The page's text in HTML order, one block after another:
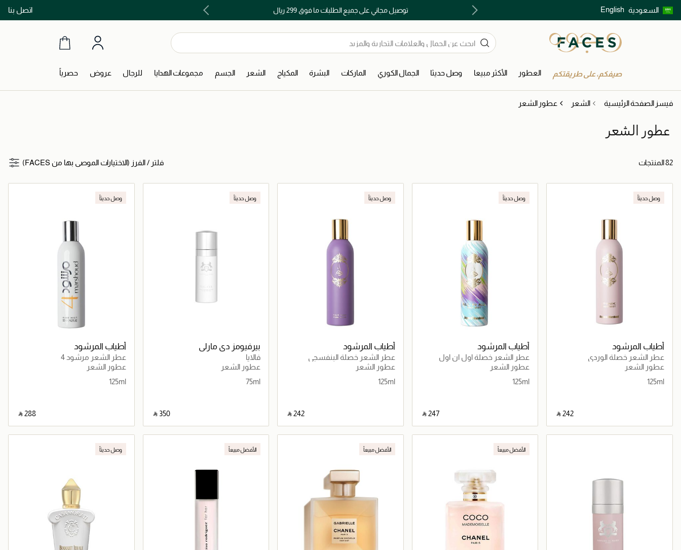
السعودية English اتصل بنااشتري الآن و ادفع لاحقاً مع تابي و تمارا! توصيل مجاني على جميع الطلبات ما فوق 299 ريال اكتشفوا خدمات الجمال المختارة بعناية
صيفكم، على طريقتكم العطور الأكثر مبيعا وصل حديثا الجمال الكوري الماركات البشرة المكياج الشعر الجسم مجموعات الهدايا للرجال عروض حصرياً
فيسز الصفحة الرئيسية الشعر عطور الشعر
عطور الشعر
82 المنتجات فلتر /الفرز (الاختيارات الموصى بها من FACES)
وصل حديثاً
أطياب المرشود
عطر الشعر خصلة الوردي
عطور الشعر
125ml
‎ ⃁ ⁦242⁩ ‎
جاري تحميل التفاصيل
وصل حديثاً
أطياب المرشود
عطر الشعر خصلة اول ان اول
عطور الشعر
125ml
‎ ⃁ ⁦247⁩ ‎
جاري تحميل التفاصيل
وصل حديثاً
أطياب المرشود
عطر الشعر خصلة البنفسجي
عطور الشعر
125ml
‎ ⃁ ⁦242⁩ ‎
جاري تحميل التفاصيل
وصل حديثاً
بيرفيومز دي مارلي
فالايا
عطور الشعر
75ml
‎ ⃁ ⁦350⁩ ‎
جاري تحميل التفاصيل
وصل حديثاً
أطياب المرشود
عطر الشعر مرشود 4
عطور الشعر
125ml
‎ ⃁ ⁦288⁩ ‎
جاري تحميل التفاصيل
الأفضل مبيعاً الأفضل مبيعاً الأفضل مبيعاً وصل حديثاً